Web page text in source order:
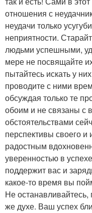
отношения с
неудачи только
неприятности.
людьми успешными,
мере не посвящайте
пытайтесь искать у
проводите с ними
обсуждая только те
обоим и не связаны с
обстоятельствами
перспективы своего и
радостным
уверенностью в
поддержит вас и
какое-то время вы
Не
же духе. Ваш успех